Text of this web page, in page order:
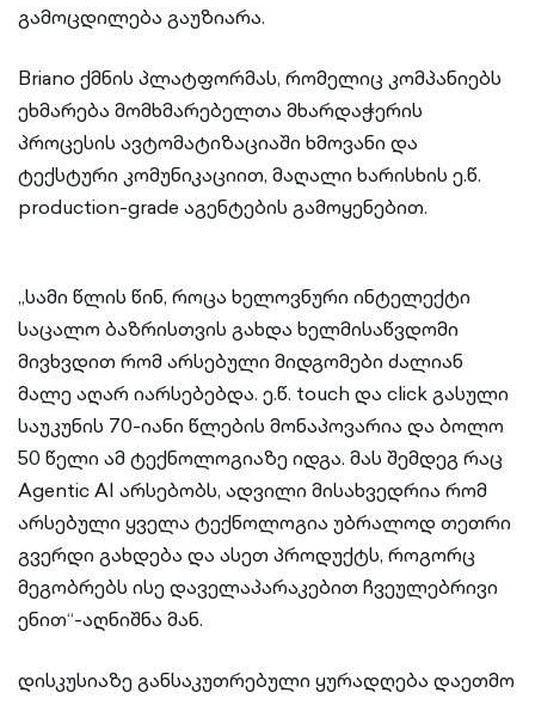
გამოცდილება გაუზიარა.
Briano ქმნის პლატფორმას, რომელიც კომპანიებს
ეხმარება მომხმარებელთა მხარდაჭერის
პროცესის ავტომატიზაციაში ხმოვანი და
ტექსტური კომუნიკაციით, მაღალი ხარისხის ე.წ.
production-grade აგენტების გამოყენებით.
„სამი წლის წინ, როცა ხელოვნური ინტელექტი
საცალო ბაზრისთვის გახდა ხელმისაწვდომი
მივხვდით რომ არსებული მიდგომები ძალიან
მალე აღარ იარსებებდა. ე.წ. touch და click გასული
საუკუნის 70-იანი წლების მონაპოვარია და ბოლო
50 წელი ამ ტექნოლოგიაზე იდგა. მას შემდეგ რაც
Agentic AI არსებობს, ადვილი მისახვედრია რომ
არსებული ყველა ტექნოლოგია უბრალოდ თეთრი
გვერდი გახდება და ასეთ პროდუქტს, როგორც
მეგობრებს ისე დაველაპარაკებით ჩვეულებრივი
ენით“-აღნიშნა მან.
დისკუსიაზე განსაკუთრებული ყურადღება დაეთმო